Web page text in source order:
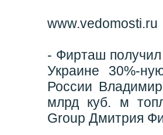
www.vedomosti.ru
- Фирташ получил
Украине 30%-
России
млрд куб. м
Group Дмитрия